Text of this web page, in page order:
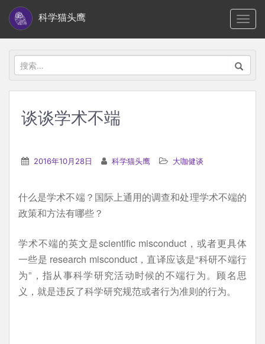
i
科学猫头鹰
搜
索：
谈谈学术不端
2016年10月28日 科学猫头鹰 大咖健谈
什么是学术不端？国际上通用的调查和处理学术不端的
政策和方法有哪些？
学术不端的英文是scientific misconduct，或者更具体
一些是 research misconduct，直译应该是“科研不端行
为”，指从事科学研究活动时候的不端行为。顾名思
义，就是违反了科学研究规范或者行为准则的行为。